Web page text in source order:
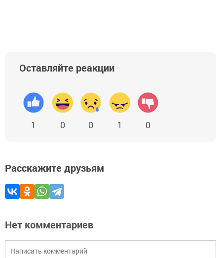
Оставляйте реакции
1 0 0 1 0
Расскажите друзьям
Нет комментариев